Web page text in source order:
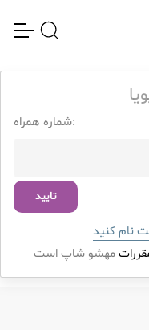
شماره همراه:
تایید
نام کنید